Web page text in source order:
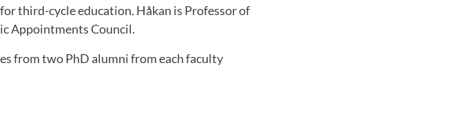
third-cycle education. Håkan is Professor of
Appointments Council.
from two PhD alumni from each faculty